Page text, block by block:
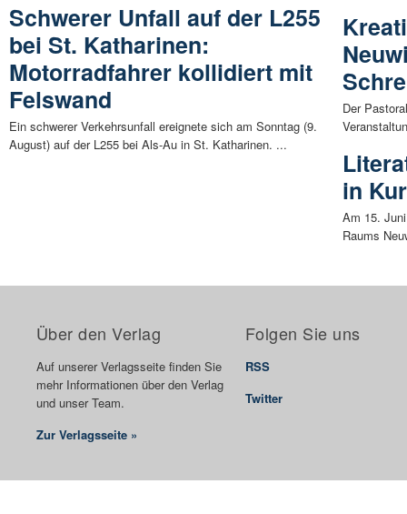
Schwerer Unfall auf der L255
bei St. Katharinen:
Motorradfahrer kollidiert mit
Felswand
Ein schwerer Verkehrsunfall ereignete sich am Sonntag (9.
August) auf der L255 bei Als-Au in St. Katharinen. ...
Der
in
Am 15.
Raums
Über den Verlag
Auf unserer Verlagsseite finden Sie
mehr Informationen über den Verlag
und unser Team.
Zur Verlagsseite »
Folgen Sie uns
RSS
Twitter